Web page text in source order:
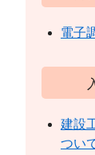
電子
建設
つい